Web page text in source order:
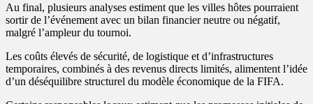
Au final, plusieurs analyses estiment que les villes hôtes pourraient
sortir de l’événement avec un bilan financier neutre ou négatif,
malgré l’ampleur du tournoi.
Les coûts élevés de sécurité, de logistique et d’infrastructures
temporaires, combinés à des revenus directs limités, alimentent l’idée
d’un déséquilibre structurel du modèle économique de la FIFA.